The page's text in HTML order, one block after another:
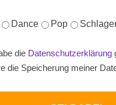
Dance Pop
die Datenschutzerklärung
die Speicherung meiner